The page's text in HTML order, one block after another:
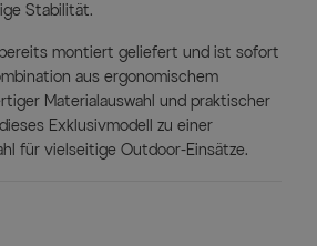
Stabilität.
montiert geliefert und ist sofort
aus ergonomischem
Materialauswahl und praktischer
Exklusivmodell zu einer
für vielseitige Outdoor-Einsätze.